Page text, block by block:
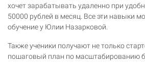
хочет зарабатывать удаленно при
50000 рублей в месяц. Все эти навыки
обучение у Юлии Назарковой.
Также ученики получают не только
пошаговый план по масштабированию